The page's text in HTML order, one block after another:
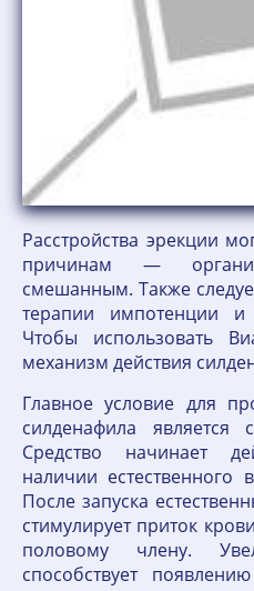
Расстройства эрекции
причинам —
смешанным. Также
терапии импотенции и
Чтобы использовать
механизм действия
Главное условие для
силденафила является
Средство начинает
наличии
После запуска
стимулирует приток
половому члену.
способствует